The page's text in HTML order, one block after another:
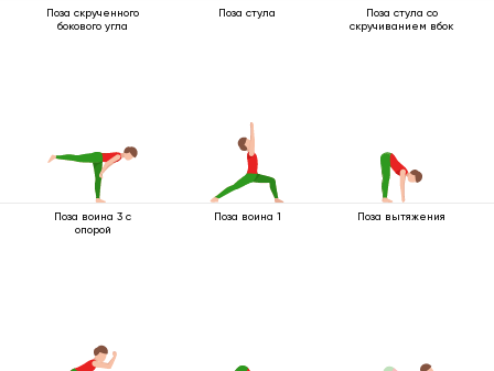
Поза скрученного
бокового угла
Поза стула
Поза стула со
скручиванием вбок
Поза воина 3 с
опорой
Поза воина 1 Поза вытяжения